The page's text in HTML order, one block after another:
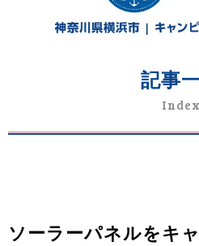
記事
Index
ソーラーパネルをキ